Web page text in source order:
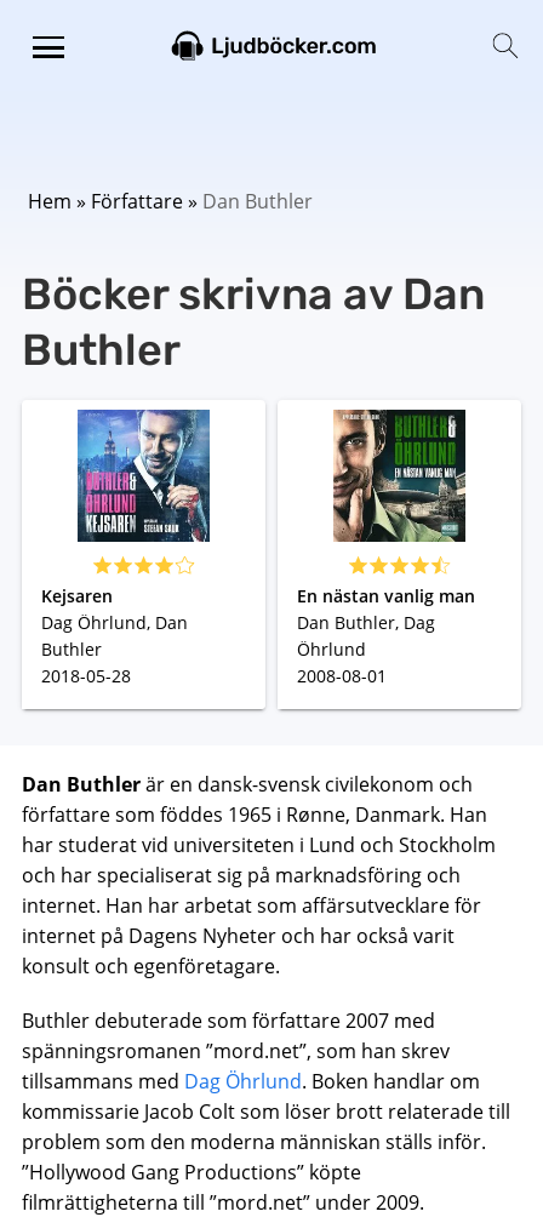
Hem » Författare» Dan Buthler
Böcker skrivna av Dan
Buthler
Kejsaren
Dag Öhrlund, Dan
Buthler
2018-05-28
En nästan vanlig man
Dan Buthler, Dag
Öhrlund
2008-08-01
Dan Buthlerär en dansk-svensk civilekonom och
författare som föddes 1965 i Rønne, Danmark. Han
har studerat vid universiteten i Lund och Stockholm
och har specialiserat sig på marknadsföring och
internet. Han har arbetat som affärsutvecklare för
internet på Dagens Nyheter och har också varit
konsult och egenföretagare.
Buthler debuterade som författare 2007 med
spänningsromanen ”mord.net”, som han skrev
tillsammans med Dag Öhrlund. Boken handlar om
kommissarie Jacob Colt som löser brott relaterade till
problem som den moderna människan ställs inför.
”Hollywood Gang Productions” köpte
filmrättigheterna till ”mord.net” under 2009.